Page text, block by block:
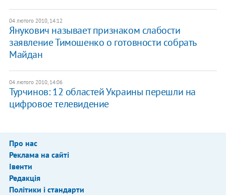
04 лютого 2010, 14:12
Янукович называет признаком слабости
заявление Тимошенко о готовности собрать
Майдан
04 лютого 2010, 14:06
Турчинов: 12 областей Украины перешли на
цифровое телевидение
Про нас
Реклама на сайті
Івенти
Редакція
Політики і стандарти